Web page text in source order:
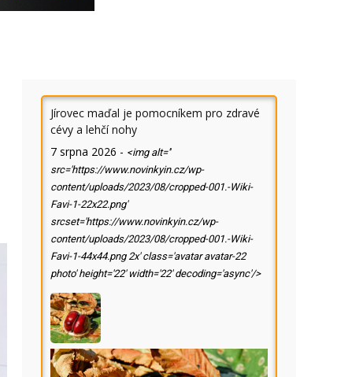
Jírovec maďal je pomocníkem pro zdravé
cévy a lehčí nohy
7 srpna 2026 - <img alt=''
src='https://www.novinkyin.cz/wp-
content/uploads/2023/08/cropped-001.-Wiki-
Favi-1-22x22.png'
srcset='https://www.novinkyin.cz/wp-
content/uploads/2023/08/cropped-001.-Wiki-
Favi-1-44x44.png 2x' class='avatar avatar-22
photo' height='22' width='22' decoding='async'/>